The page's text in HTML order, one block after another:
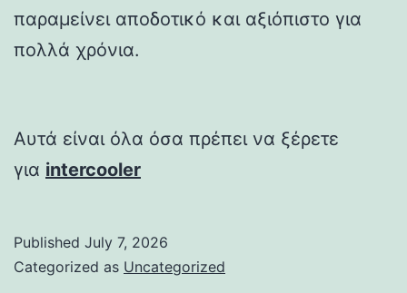
παραμείνει αποδοτικό και αξιόπιστο για
πολλά χρόνια.
Αυτά είναι όλα όσα πρέπει να ξέρετε
για intercooler
Published July 7, 2026
Categorized as Uncategorized